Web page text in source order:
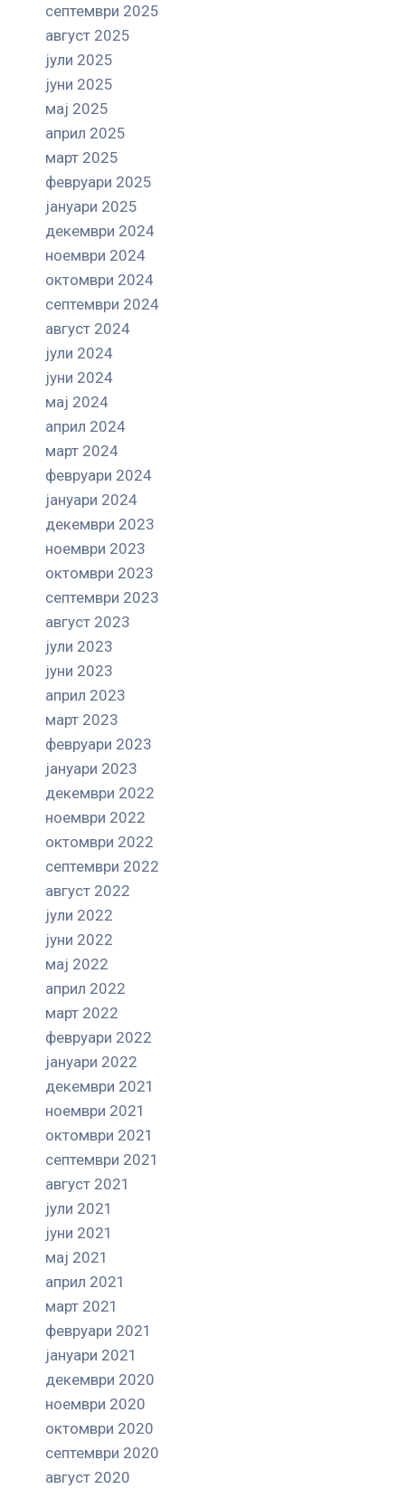
септември 2025
август 2025
јули 2025
јуни 2025
мај 2025
април 2025
март 2025
февруари 2025
јануари 2025
декември 2024
ноември 2024
октомври 2024
септември 2024
август 2024
јули 2024
јуни 2024
мај 2024
април 2024
март 2024
февруари 2024
јануари 2024
декември 2023
ноември 2023
октомври 2023
септември 2023
август 2023
јули 2023
јуни 2023
април 2023
март 2023
февруари 2023
јануари 2023
декември 2022
ноември 2022
октомври 2022
септември 2022
август 2022
јули 2022
јуни 2022
мај 2022
април 2022
март 2022
февруари 2022
јануари 2022
декември 2021
ноември 2021
октомври 2021
септември 2021
август 2021
јули 2021
јуни 2021
мај 2021
април 2021
март 2021
февруари 2021
јануари 2021
декември 2020
ноември 2020
октомври 2020
септември 2020
август 2020